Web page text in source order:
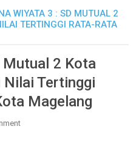
WIYATA 3 : SD MUTUAL 2
TERTINGGI RATA-RATA
Mutual 2 Kota
Nilai Tertinggi
Magelang